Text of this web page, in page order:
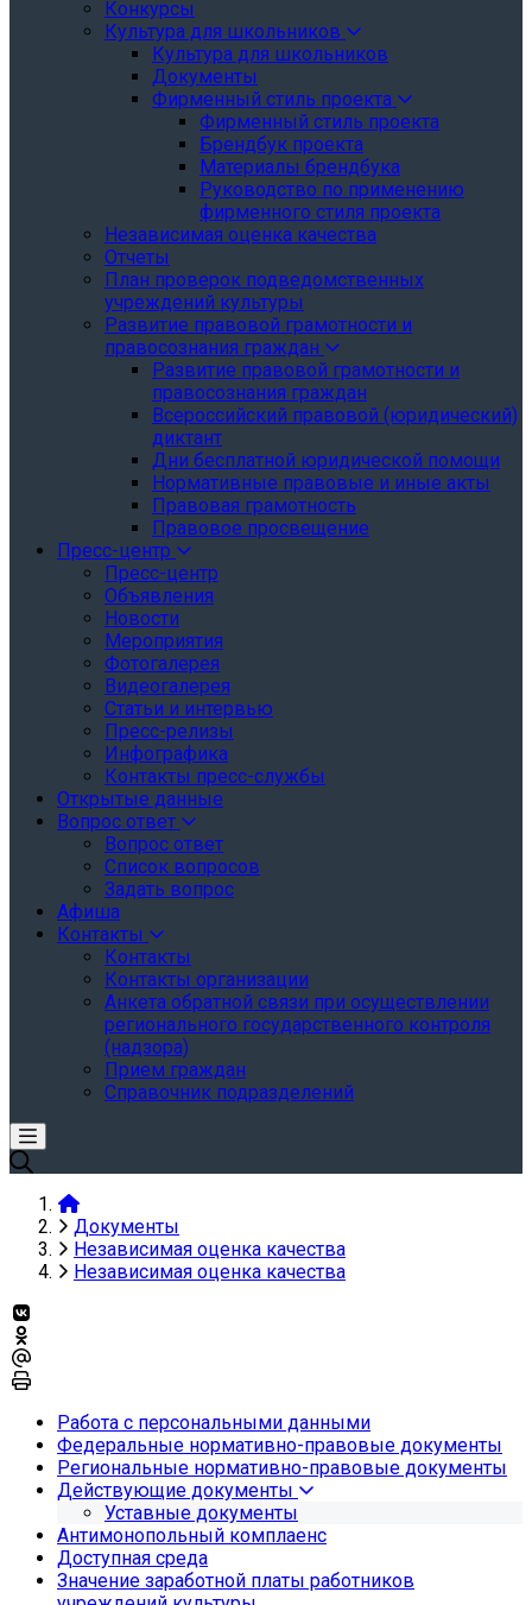
Конкурсы
Культура для школьников
Культура для школьников
Документы
Фирменный стиль проекта
Фирменный стиль проекта
Брендбук проекта
Материалы брендбука
Руководство по применению
фирменного стиля проекта
Независимая оценка качества
Отчеты
План проверок подведомственных
учреждений культуры
Развитие правовой грамотности и
правосознания граждан
Развитие правовой грамотности и
правосознания граждан
Всероссийский правовой (юридический)
диктант
Дни бесплатной юридической помощи
Нормативные правовые и иные акты
Правовая грамотность
Правовое просвещение
Пресс-центр
Пресс-центр
Объявления
Новости
Мероприятия
Фотогалерея
Видеогалерея
Статьи и интервью
Пресс-релизы
Инфографика
Контакты пресс-службы
Открытые данные
Вопрос ответ
Вопрос ответ
Список вопросов
Задать вопрос
Афиша
Контакты
Контакты
Контакты организации
Анкета обратной связи при осуществлении
регионального государственного контроля
(надзора)
Прием граждан
Справочник подразделений
Документы
Независимая оценка качества
Независимая оценка качества
Работа с персональными данными
Федеральные нормативно-правовые документы
Региональные нормативно-правовые документы
Действующие документы
Уставные документы
Антимонопольный комплаенс
Доступная среда
Значение заработной платы работников